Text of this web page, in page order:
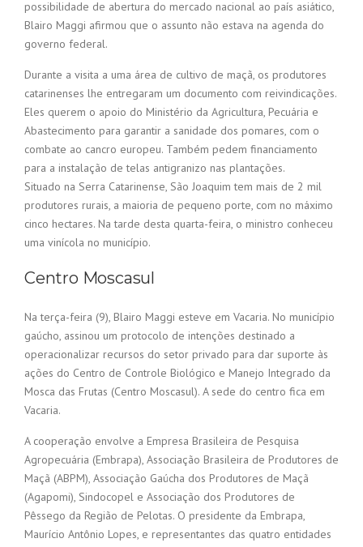
possibilidade de abertura do mercado nacional ao país asiático,
Blairo Maggi afirmou que o assunto não estava na agenda do
governo federal.
Durante a visita a uma área de cultivo de maçã, os produtores
catarinenses lhe entregaram um documento com reivindicações.
Eles querem o apoio do Ministério da Agricultura, Pecuária e
Abastecimento para garantir a sanidade dos pomares, com o
combate ao cancro europeu. Também pedem financiamento
para a instalação de telas antigranizo nas plantações.
Situado na Serra Catarinense, São Joaquim tem mais de 2 mil
produtores rurais, a maioria de pequeno porte, com no máximo
cinco hectares. Na tarde desta quarta-feira, o ministro conheceu
uma vinícola no município.
Centro Moscasul
Na terça-feira (9), Blairo Maggi esteve em Vacaria. No município
gaúcho, assinou um protocolo de intenções destinado a
operacionalizar recursos do setor privado para dar suporte às
ações do Centro de Controle Biológico e Manejo Integrado da
Mosca das Frutas (Centro Moscasul). A sede do centro fica em
Vacaria.
A cooperação envolve a Empresa Brasileira de Pesquisa
Agropecuária (Embrapa), Associação Brasileira de Produtores de
Maçã (ABPM), Associação Gaúcha dos Produtores de Maçã
(Agapomi), Sindocopel e Associação dos Produtores de
Pêssego da Região de Pelotas. O presidente da Embrapa,
Maurício Antônio Lopes, e representantes das quatro entidades